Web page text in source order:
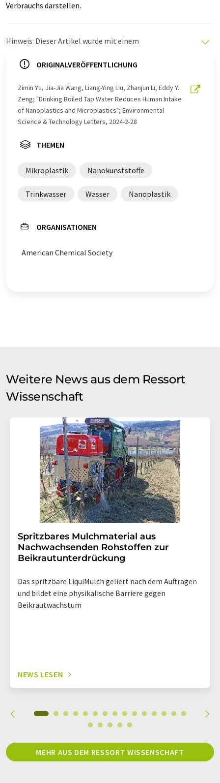
Verbrauchs darstellen.
Hinweis: Dieser Artikel wurde mit einem
LUMITOS bietet diese automatischen Übersetzungen
Nachrichten zu präsentieren. Da dieser Artikel mit
automatischer Übersetzung übersetzt wurde, ist es
möglich, dass er Fehler im Vokabular, in der Syntax oder
in der Grammatik enthält. Den ursprünglichen Artikel in
ORIGINALVERÖFFENTLICHUNG
Zimin Yu, Jia-Jia Wang, Liang-Ying Liu, Zhanjun Li, Eddy Y.
Zeng; "Drinking Boiled Tap Water Reduces Human Intake
of Nanoplastics and Microplastics"; Environmental
Science & Technology Letters, 2024-2-28
THEMEN
Mikroplastik Nanokunststoffe
Trinkwasser Wasser Nanoplastik
ORGANISATIONEN
American Chemical Society
Weitere News aus dem Ressort
Wissenschaft
Spritzbares Mulchmaterial aus
Nachwachsenden Rohstoffen zur
Beikrautunterdrückung
Das spritzbare LiquiMulch geliert nach dem Auftragen
und bildet eine physikalische Barriere gegen
Beikrautwachstum
NEWS LESEN
MEHR AUS DEM RESSORT WISSENSCHAFT